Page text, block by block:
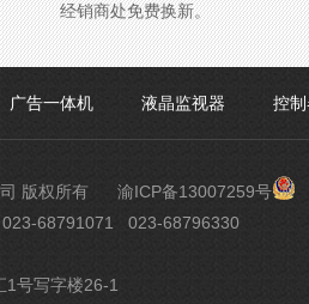
经销商处免费换新。
广告一体机 液晶监视器 控
版权所有 渝ICP备13007259号 渝
023-68791071 023-68796330
1号写字楼26-1